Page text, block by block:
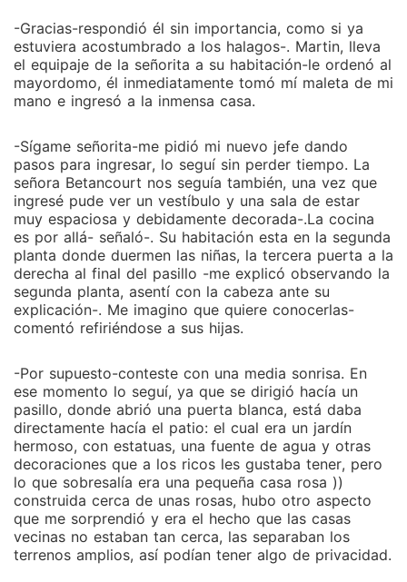
-Gracias-respondió él sin importancia, como si ya
estuviera acostumbrado a los halagos-. Martin, lleva
el equipaje de la señorita a su habitación-le ordenó al
mayordomo, él inmediatamente tomó mí maleta de mi
mano e ingresó a la inmensa casa.
-Sígame señorita-me pidió mi nuevo jefe dando
pasos para ingresar, lo seguí sin perder tiempo. La
señora Betancourt nos seguía también, una vez que
ingresé pude ver un vestíbulo y una sala de estar
muy espaciosa y debidamente decorada-.La cocina
es por allá- señaló-. Su habitación esta en la segunda
planta donde duermen las niñas, la tercera puerta a la
derecha al final del pasillo -me explicó observando la
segunda planta, asentí con la cabeza ante su
explicación-. Me imagino que quiere conocerlas-
comentó refiriéndose a sus hijas.
-Por supuesto-conteste con una media sonrisa. En
ese momento lo seguí, ya que se dirigió hacía un
pasillo, donde abrió una puerta blanca, está daba
directamente hacía el patio: el cual era un jardín
hermoso, con estatuas, una fuente de agua y otras
decoraciones que a los ricos les gustaba tener, pero
lo que sobresalía era una pequeña casa rosa ))
construida cerca de unas rosas, hubo otro aspecto
que me sorprendió y era el hecho que las casas
vecinas no estaban tan cerca, las separaban los
terrenos amplios, así podían tener algo de privacidad.